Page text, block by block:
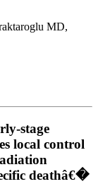
MD,
stage
local control
deathâ€�